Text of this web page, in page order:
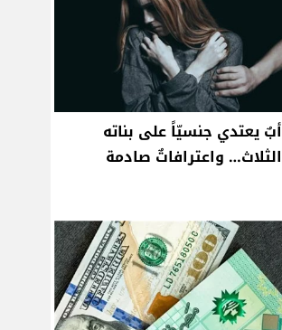
أبٌ يعتدي جنسيّاً على بناته
الثلاث… واعترافاتٌ صادمة